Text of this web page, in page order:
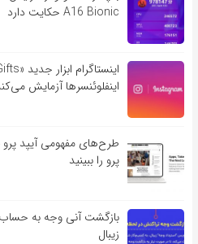
A16 Bionic حکایت دارد
اینفلوئنسرها آزمایش
پرو را ببینید
بازگشت آنی وجه به
زیبال